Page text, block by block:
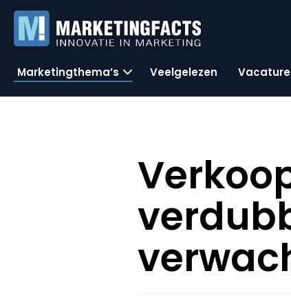
Marketingthema’s Veelgelezen